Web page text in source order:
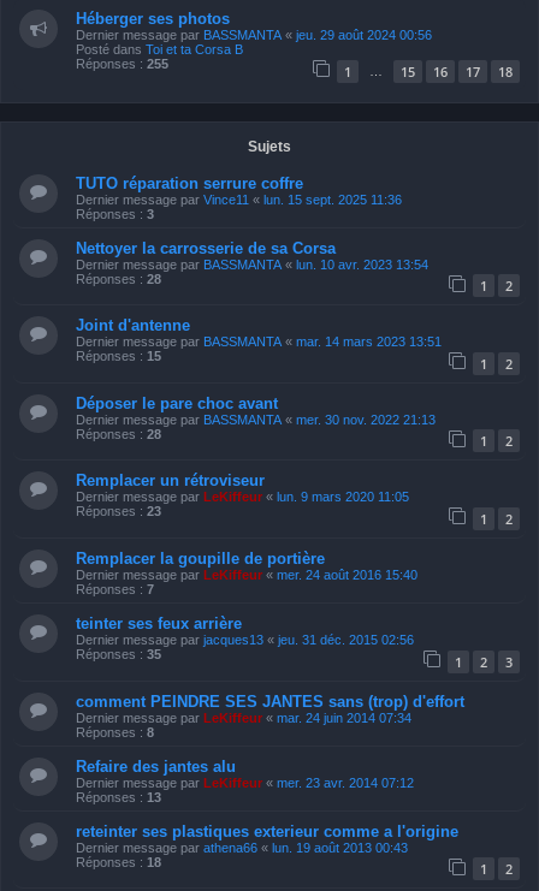
Héberger ses photos
Dernier message par BASSMANTA « jeu. 29 août 2024 00:56
Posté dans Toi et ta Corsa B
Réponses : 255 1 15 16 17 18
Sujets
TUTO réparation serrure coffre
Dernier message par Vince11 « lun. 15 sept. 2025 11:36
Réponses : 3
Nettoyer la carrosserie de sa Corsa
Dernier message par BASSMANTA « lun. 10 avr. 2023 13:54
Réponses : 28 1 2
Joint d'antenne
Dernier message par BASSMANTA « mar. 14 mars 2023 13:51
Réponses : 15 1 2
Déposer le pare choc avant
Dernier message par BASSMANTA « mer. 30 nov. 2022 21:13
Réponses : 28 1 2
Remplacer un rétroviseur
Dernier message par LeKiffeur « lun. 9 mars 2020 11:05
Réponses : 23 1 2
Remplacer la goupille de portière
Dernier message par LeKiffeur « mer. 24 août 2016 15:40
Réponses : 7
teinter ses feux arrière
Dernier message par jacques13 « jeu. 31 déc. 2015 02:56
Réponses : 35 1 2 3
comment PEINDRE SES JANTES sans (trop) d'effort
Dernier message par LeKiffeur « mar. 24 juin 2014 07:34
Réponses : 8
Refaire des jantes alu
Dernier message par LeKiffeur « mer. 23 avr. 2014 07:12
Réponses : 13
reteinter ses plastiques exterieur comme a l'origine
Dernier message par athena66 « lun. 19 août 2013 00:43
Réponses : 18 1 2